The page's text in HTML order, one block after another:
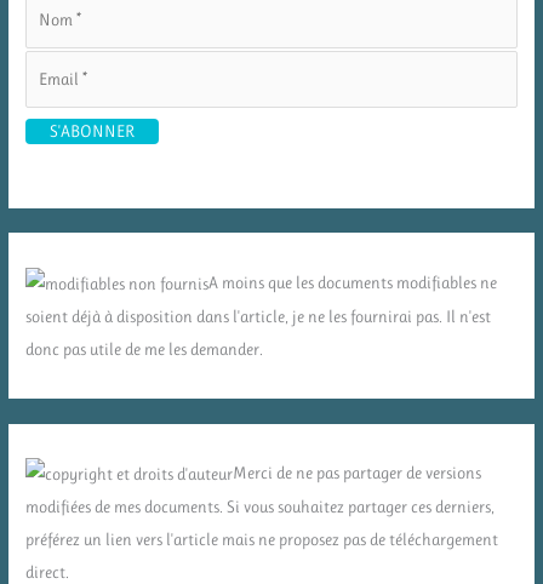
A moins que les documents modifiables ne
soient déjà à disposition dans l'article, je ne les fournirai pas. Il n'est
donc pas utile de me les demander.
Merci de ne pas partager de versions
modifiées de mes documents. Si vous souhaitez partager ces derniers,
préférez un lien vers l'article mais ne proposez pas de téléchargement
direct.